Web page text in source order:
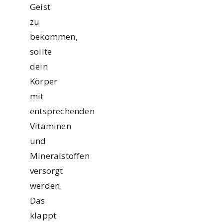
Geist
zu
bekommen,
sollte
dein
Körper
mit
entsprechenden
Vitaminen
und
Mineralstoffen
versorgt
werden.
Das
klappt